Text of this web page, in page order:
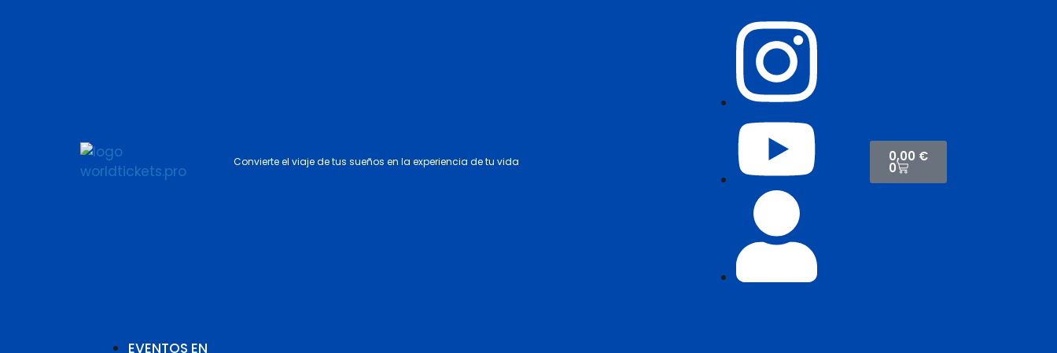
Convierte el viaje de tus sueños en la experiencia de tu vida 0,00 €
0
EVENTOS EN